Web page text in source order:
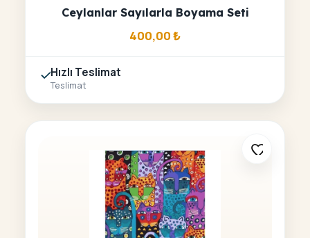
Ceylanlar Sayılarla Boyama Seti
400,00₺
Hızlı Teslimat
Teslimat